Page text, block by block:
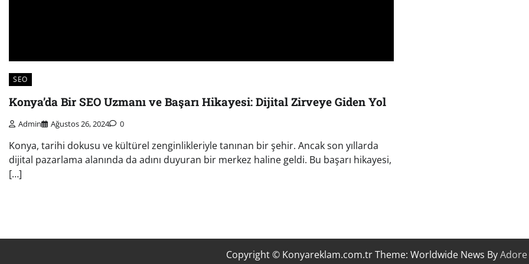
SEO
Konya’da Bir SEO Uzmanı ve Başarı Hikayesi: Dijital Zirveye Giden Yol
Admin Ağustos 26, 2024 0
Konya, tarihi dokusu ve kültürel zenginlikleriyle tanınan bir şehir. Ancak son yıllarda
dijital pazarlama alanında da adını duyuran bir merkez haline geldi. Bu başarı hikayesi,
[…]
Copyright © Konyareklam.com.tr Theme: Worldwide News ByAdore